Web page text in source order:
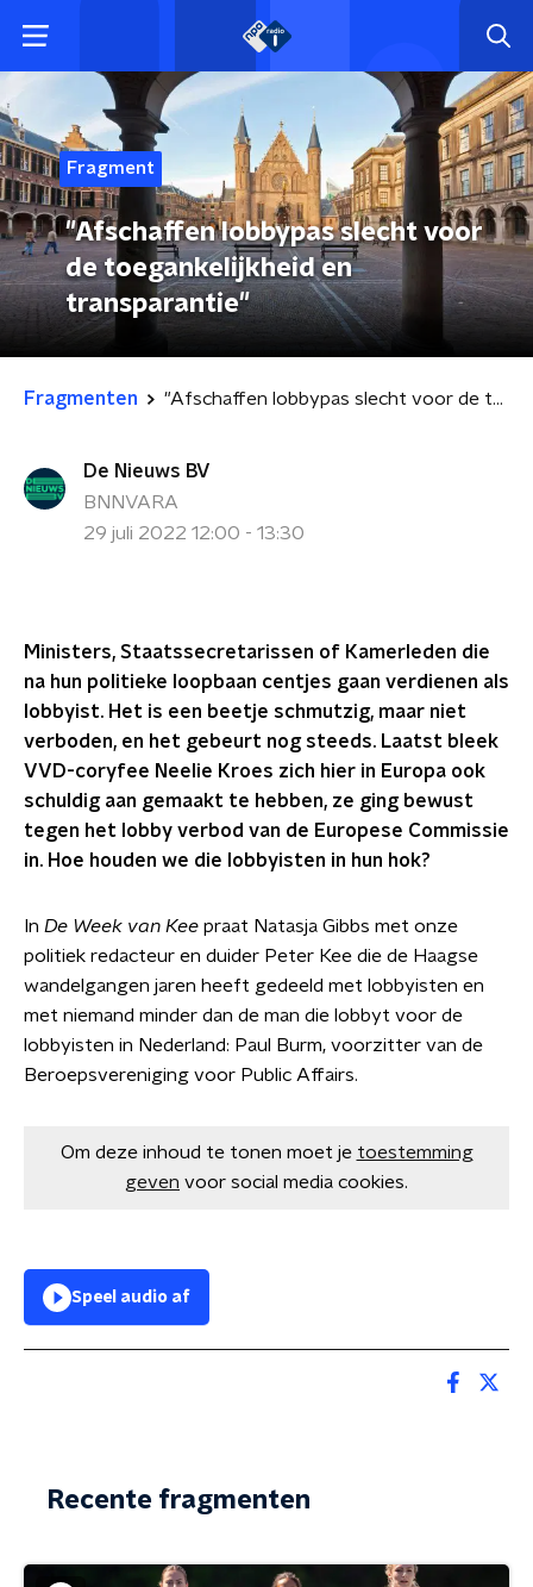
Fragment
"Afschaffen lobbypas slecht voor
de toegankelijkheid en
transparantie"
Fragmenten "Afschaffen lobbypas slecht voor de toegankelijkheid en transparantie"
De Nieuws BV
BNNVARA
29 juli 2022 12:00 - 13:30
Ministers, Staatssecretarissen of Kamerleden die
na hun politieke loopbaan centjes gaan verdienen als
lobbyist. Het is een beetje schmutzig, maar niet
verboden, en het gebeurt nog steeds. Laatst bleek
VVD-coryfee Neelie Kroes zich hier in Europa ook
schuldig aan gemaakt te hebben, ze ging bewust
tegen het lobby verbod van de Europese Commissie
in. Hoe houden we die lobbyisten in hun hok?
In De Week van Kee praat Natasja Gibbs met onze
politiek redacteur en duider Peter Kee die de Haagse
wandelgangen jaren heeft gedeeld met lobbyisten en
met niemand minder dan de man die lobbyt voor de
lobbyisten in Nederland: Paul Burm, voorzitter van de
Beroepsvereniging voor Public Affairs.
Om deze inhoud te tonen moet je toestemming
geven voor social media cookies.
Speel audio af
Recente fragmenten